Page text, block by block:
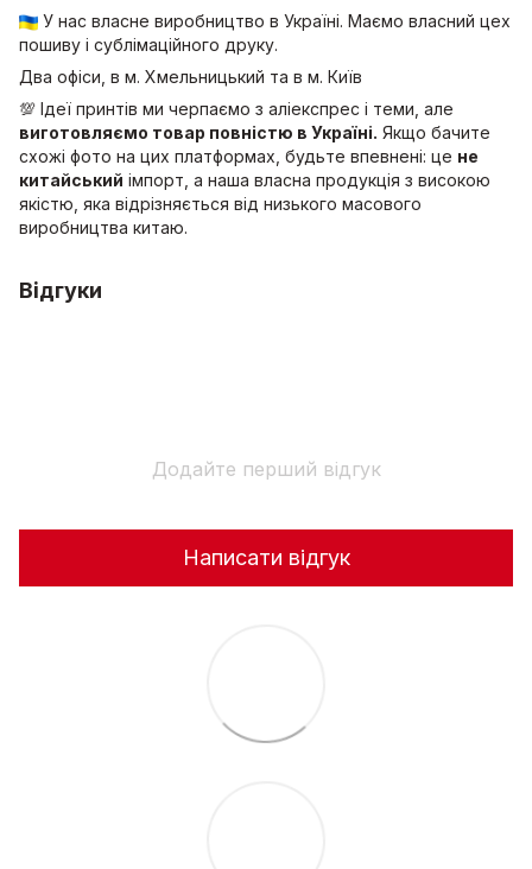
У нас власне виробництво в Україні. Маємо власний цех
пошиву і сублімаційного друку.
Два офіси, в м. Хмельницький та в м. Київ
💯 Ідеї принтів ми черпаємо з аліекспрес і теми, але
виготовляємо товар повністю в Україні. Якщо бачите
схожі фото на цих платформах, будьте впевнені: це не
китайський імпорт, а наша власна продукція з високою
якістю, яка відрізняється від низького масового
виробництва китаю.
Відгуки
Додайте перший відгук
Написати відгук